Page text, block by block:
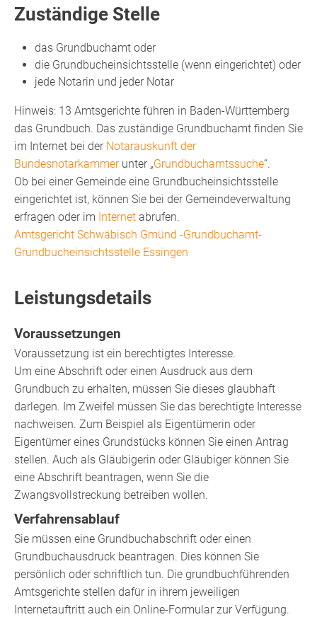
Zuständige Stelle
das Grundbuchamt oder
die Grundbucheinsichtsstelle (wenn eingerichtet) oder
jede Notarin und jeder Notar
Hinweis: 13 Amtsgerichte führen in Baden-Württemberg
das Grundbuch. Das zuständige Grundbuchamt finden Sie
im Internet bei der Notarauskunft der
Bundesnotarkammerunter „Grundbuchamtssuche“.
Ob bei einer Gemeinde eine Grundbucheinsichtsstelle
eingerichtet ist, können Sie bei der Gemeindeverwaltung
erfragen oder im Internet abrufen.
Amtsgericht Schwäbisch Gmünd -Grundbuchamt-
Grundbucheinsichtsstelle Essingen
Leistungsdetails
Voraussetzungen
Voraussetzung ist ein berechtigtes Interesse.
Um eine Abschrift oder einen Ausdruck aus dem
Grundbuch zu erhalten, müssen Sie dieses glaubhaft
darlegen. Im Zweifel müssen Sie das berechtigte Interesse
nachweisen. Zum Beispiel als Eigentümerin oder
Eigentümer eines Grundstücks können Sie einen Antrag
stellen. Auch als Gläubigerin oder Gläubiger können Sie
eine Abschrift beantragen, wenn Sie die
Zwangsvollstreckung betreiben wollen.
Verfahrensablauf
Sie müssen eine Grundbuchabschrift oder einen
Grundbuchausdruck beantragen. Dies können Sie
persönlich oder schriftlich tun. Die grundbuchführenden
Amtsgerichte stellen dafür in ihrem jeweiligen
Internetauftritt auch ein Online-Formular zur Verfügung.